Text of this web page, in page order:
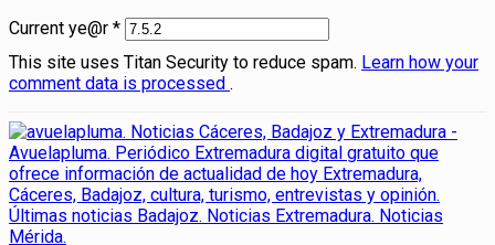
Current ye@r *
This site uses Titan Security to reduce spam. Learn how your
comment data is processed .